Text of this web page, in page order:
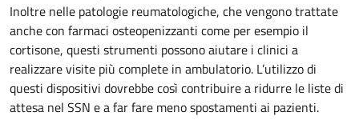
Inoltre nelle patologie reumatologiche, che vengono trattate
anche con farmaci osteopenizzanti come per esempio il
cortisone, questi strumenti possono aiutare i clinici a
realizzare visite più complete in ambulatorio. L’utilizzo di
questi dispositivi dovrebbe così contribuire a ridurre le liste di
attesa nel SSN e a far fare meno spostamenti ai pazienti.